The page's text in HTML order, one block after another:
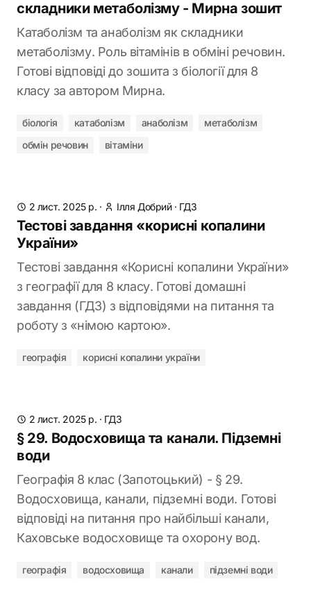
складники метаболізму - Мирна зошит
Катаболізм та анаболізм як складники
метаболізму. Роль вітамінів в обміні речовин.
Готові відповіді до зошита з біології для 8
класу за автором Мирна.
біологія катаболізм анаболізм
метаболізм
обмін речовин
вітаміни
2 лист. 2025 р. · Ілля Добрий· ГДЗ
Тестові завдання «корисні копалини
України»
Тестові завдання «Корисні копалини України»
з географії для 8 класу. Готові домашні
завдання (ГДЗ) з відповідями на питання та
роботу з «німою картою».
географія корисні копалини україни
2 лист. 2025 р. · ГДЗ
§ 29. Водосховища та канали. Підземні
води
Географія 8 клас (Запотоцький) - § 29.
Водосховища, канали, підземні води. Готові
відповіді на питання про найбільші канали,
Каховське водосховище та охорону вод.
географія водосховища канали підземні води